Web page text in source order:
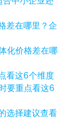
化价格差在哪
要重点看这6
查看